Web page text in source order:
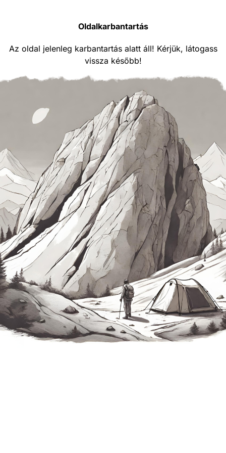
Oldalkarbantartás
Az oldal jelenleg karbantartás alatt áll! Kérjük, látogass
vissza később!